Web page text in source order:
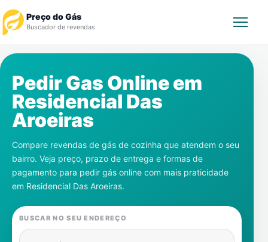
Preço do Gás
Buscador de revendas
Revendedor
Notícias
Cadastre-se
Gás
Contatos
Pedir Gas Online em
Residencial Das
Aroeiras
Compare revendas de gás de cozinha que atendem o seu
bairro. Veja preço, prazo de entrega e formas de
pagamento para pedir gás online com mais praticidade
em Residencial Das Aroeiras.
BUSCAR NO SEU ENDEREÇO